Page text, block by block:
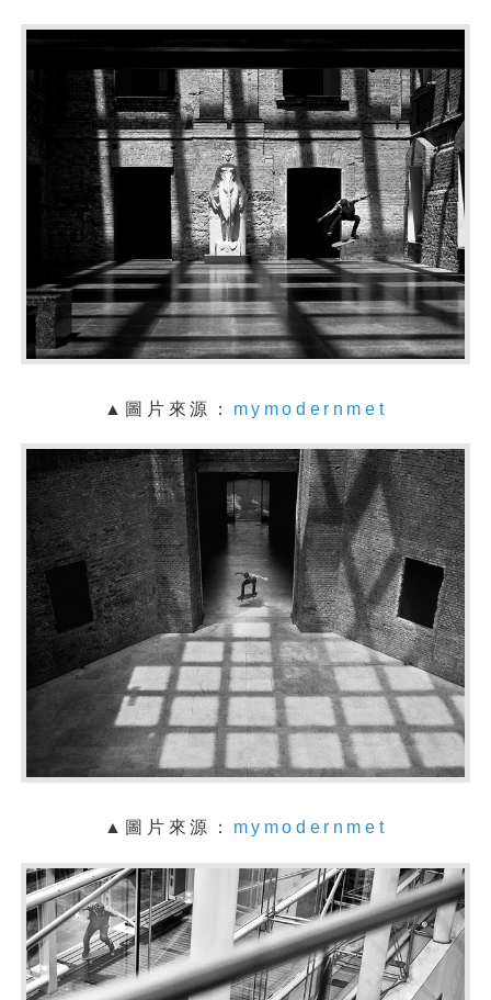
▲圖片來源： mymodernmet
▲圖片來源： mymodernmet